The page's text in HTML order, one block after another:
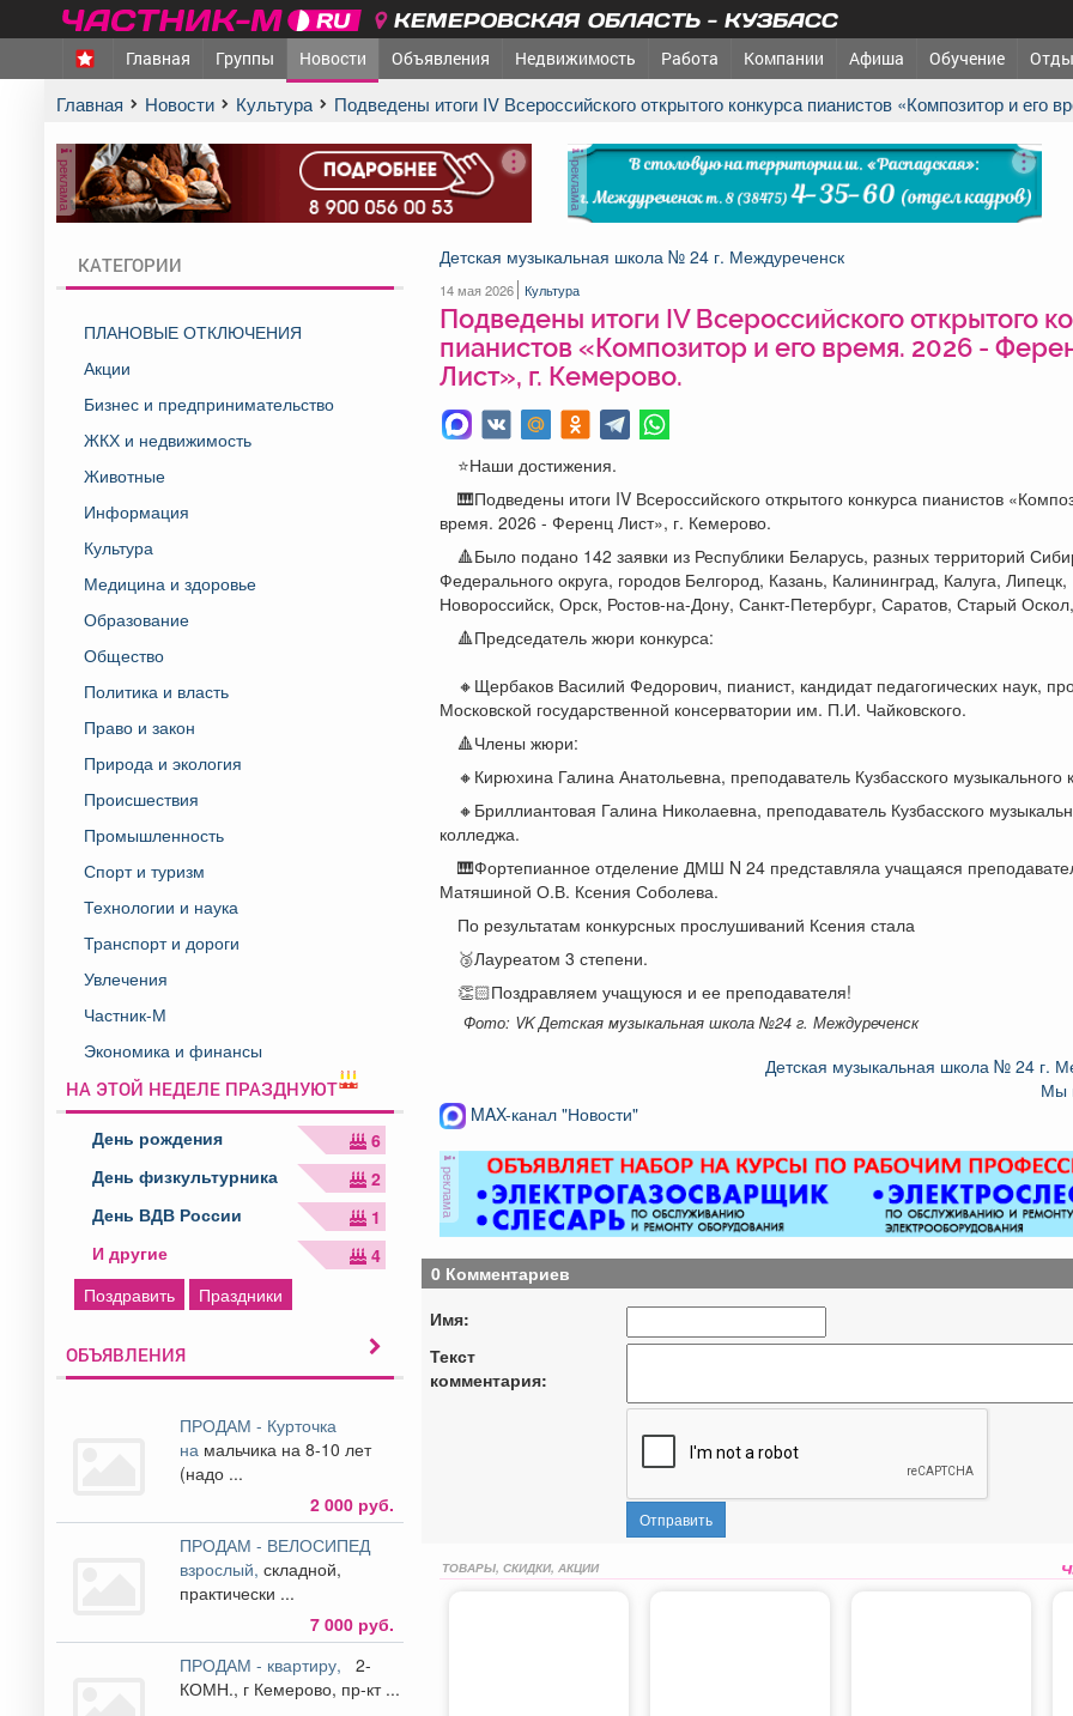
КЕМЕРОВСКАЯ ОБЛАСТЬ - КУЗБАСС
Главная Группы Новости Объявления Недвижимость Работа Компании Афиша Обучение
Главная Новости Культура Подведены итоги IV Всероссийского открытого конкурса пианистов «Композитор и его
реклама реклама
КАТЕГОРИИ
ПЛАНОВЫЕ ОТКЛЮЧЕНИЯ
Акции
Бизнес и предпринимательство
ЖКХ и недвижимость
Животные
Информация
Культура
Медицина и здоровье
Образование
Общество
Политика и власть
Право и закон
Природа и экология
Происшествия
Промышленность
Спорт и туризм
Технологии и наука
Транспорт и дороги
Увлечения
Частник-М
Экономика и финансы
НА ЭТОЙ НЕДЕЛЕ ПРАЗДНУЮТ
День рождения
6
День физкультурника
2
День ВДВ России
1
И другие
4
Поздравить
Праздники
ОБЪЯВЛЕНИЯ
ПРОДАМ - Курточка
на мальчика на 8-10 лет
(надо ...
2 000 руб.
ПРОДАМ - ВЕЛОСИПЕД
взрослый,складной,
практически ...
7 000 руб.
ПРОДАМ - квартиру,
2-
КОМН., г Кемерово, пр-кт ...
Детская музыкальная школа № 24 г. Междуреченск
14 мая 2026 Культура
Подведены итоги IV Всероссийского открытого
пианистов «Композитор и его время. 2026 -
Лист», г. Кемерово.
⭐️Наши достижения.
🎹Подведены итоги IV Всероссийского открытого конкурса пианистов
время. 2026 - Ференц Лист», г. Кемерово.
🔺Было подано 142 заявки из Республики Беларусь, разных территорий
Федерального округа, городов Белгород, Казань, Калининград, Калуга, Липецк,
Новороссийск, Орск, Ростов-на-Дону, Санкт-Петербург, Саратов, Старый
🔺Председатель жюри конкурса:
🔸Щербаков Василий Федорович, пианист, кандидат педагогических наук,
Московской государственной консерватории им. П.И. Чайковского.
🔺Члены жюри:
🔸Кирюхина Галина Анатольевна, преподаватель Кузбасского музыкального
🔸Бриллиантовая Галина Николаевна, преподаватель Кузбасского
колледжа.
🎹Фортепианное отделение ДМШ N 24 представляла учащаяся
Матяшиной О.В. Ксения Соболева.
По результатам конкурсных прослушиваний Ксения стала
🥉Лауреатом 3 степени.
👏🏻Поздравляем учащуюся и ее преподавателя!
Фото: VK Детская музыкальная школа №24 г. Междуреченск
Детская музыкальная школа № 24 г.
Мы
MAX-канал "Новости"
реклама
0 Комментариев
Имя:
Текст
комментария:
Отправить
ТОВАРЫ, СКИДКИ, АКЦИИ